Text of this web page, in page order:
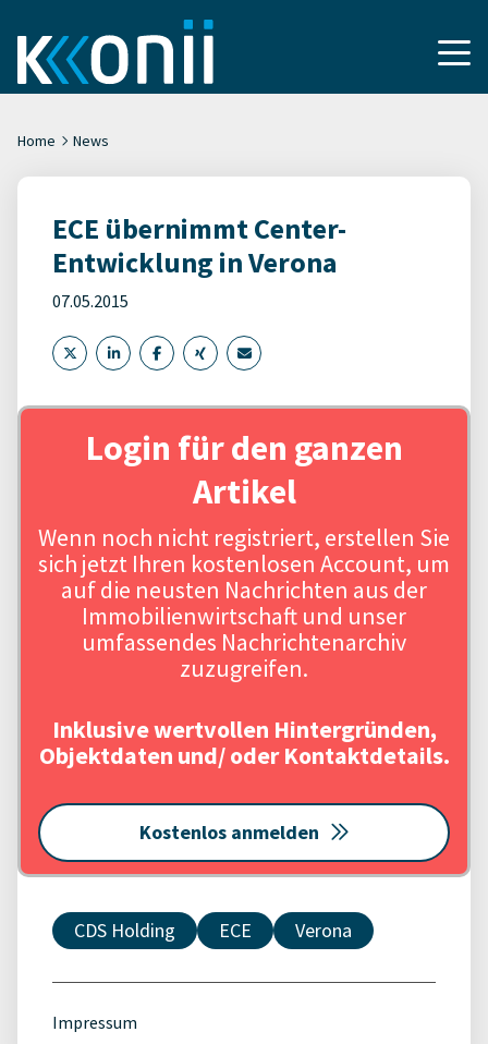
Home News
ECE übernimmt Center-
Entwicklung in Verona
07.05.2015
Login für den ganzen
Artikel
Wenn noch nicht registriert, erstellen Sie
sich jetzt Ihren kostenlosen Account, um
auf die neusten Nachrichten aus der
Immobilienwirtschaft und unser
umfassendes Nachrichtenarchiv
zuzugreifen.
Inklusive wertvollen Hintergründen,
Objektdaten und/ oder Kontaktdetails.
Kostenlos anmelden
CDS Holding ECE Verona
Impressum